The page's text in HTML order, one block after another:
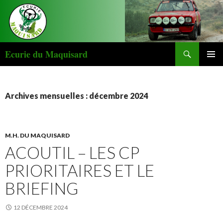
Ecurie du Maquisard
Archives mensuelles : décembre 2024
M.H. DU MAQUISARD
ACOUTIL – LES CP
PRIORITAIRES ET LE
BRIEFING
12 DÉCEMBRE 2024